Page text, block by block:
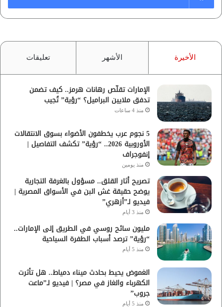
الأخيرة الأشهر تعليقات
الإمارات تقلّص رهانات هرمز.. كيف تضمن
تدفق ملايين البراميل؟ “رؤية” تُجيب
منذ 4 ساعات
5 نجوم عرب يخطفون الأضواء بسوق الانتقالات
الأوروبية 2026.. “رؤية” تكشف التفاصيل |
إنفوجراف
منذ يومين
تصريح أثار القلق.. مسؤول بالغرفة التجارية
يوضح حقيقة غش البن في الأسواق المصرية |
فيديو لـ”أزهري”
منذ 3 أيام
مليون سائح روسي في الطريق إلى الإمارات..
“رؤية” ترصد أسباب الطفرة السياحية
منذ 5 أيام
الغموض يحيط بحادث ميناء دمياط.. هل تأثرت
الكهرباء والغاز في مصر؟ | فيديو لـ”ماعت
جروب”
منذ 5 أيام